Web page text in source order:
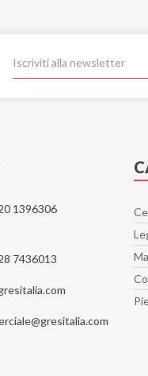
1396306
7436013